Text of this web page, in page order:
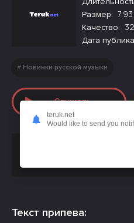
Размер:
Качество:
Дата
Новинки русской музыки
Слушать
Ai Cover -
Текст припева:
teruk.net
Would like to send you